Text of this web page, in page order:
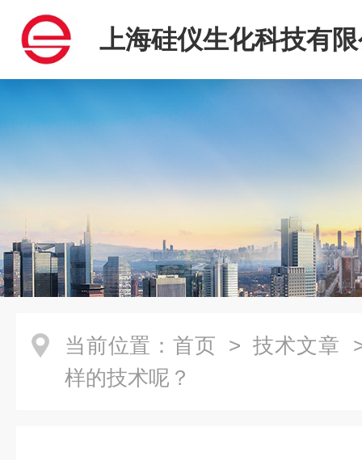
上海硅仪生化科技有
当前位置： 首页 > 技术文章
样的技术呢？